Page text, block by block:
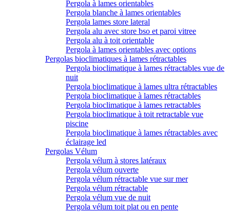
Pergola à lames orientables
Pergola blanche à lames orientables
Pergola lames store lateral
Pergola alu avec store bso et paroi vitree
Pergola alu à toit orientable
Pergola à lames orientables avec options
Pergolas bioclimatiques à lames rétractables
Pergola bioclimatique à lames rétractables vue de
nuit
Pergola bioclimatique à lames ultra rétractables
Pergola bioclimatique à lames rétractables
Pergola bioclimatique à lames retractables
Pergola bioclimatique à toit retractable vue
piscine
Pergola bioclimatique à lames rétractables avec
éclairage led
Pergolas Vélum
Pergola vélum à stores latéraux
Pergola vélum ouverte
Pergola vélum rétractable vue sur mer
Pergola vélum rétractable
Pergola vélum vue de nuit
Pergola vélum toit plat ou en pente